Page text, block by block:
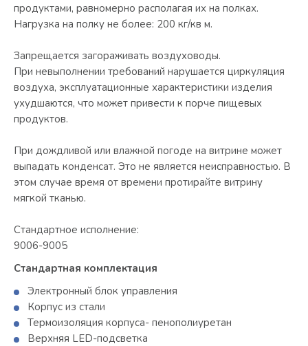
продуктами, равномерно располагая их на полках.
Нагрузка на полку не более: 200 кг/кв м.
Запрещается загораживать воздуховоды.
При невыполнении требований нарушается циркуляция
воздуха, эксплуатационные характеристики изделия
ухудшаются, что может привести к порче пищевых
продуктов.
При дождливой или влажной погоде на витрине может
выпадать конденсат. Это не является неисправностью. В
этом случае время от времени протирайте витрину
мягкой тканью.
Стандартное исполнение:
9006-9005
Стандартная комплектация
Электронный блок управления
Корпус из стали
Термоизоляция корпуса- пенополиуретан
Верхняя LED-подсветка